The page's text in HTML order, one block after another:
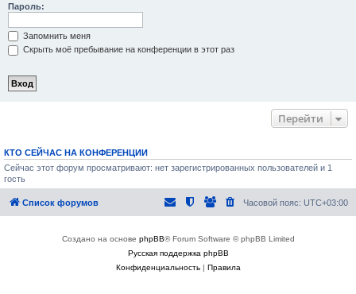
Пароль:
Запомнить меня
Скрыть моё пребывание на конференции в этот раз
Перейти
КТО СЕЙЧАС НА КОНФЕРЕНЦИИ
Сейчас этот форум просматривают: нет зарегистрированных пользователей и 1
гость
Список форумов Часовой пояс: UTC+03:00
Создано на основе phpBB® Forum Software © phpBB Limited
Русская поддержка phpBB
Конфиденциальность| Правила